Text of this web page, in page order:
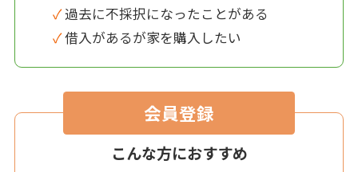
✓ 過去に不採択になったことがある
✓ 借入があるが家を購入したい
会員登録
こんな方におすすめ